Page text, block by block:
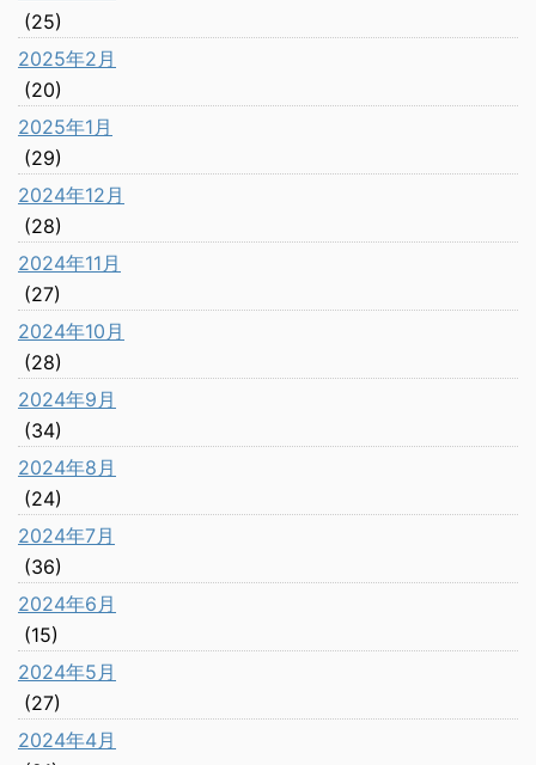
(25)
2025年2月
(20)
2025年1月
(29)
2024年12月
(28)
2024年11月
(27)
2024年10月
(28)
2024年9月
(34)
2024年8月
(24)
2024年7月
(36)
2024年6月
(15)
2024年5月
(27)
2024年4月